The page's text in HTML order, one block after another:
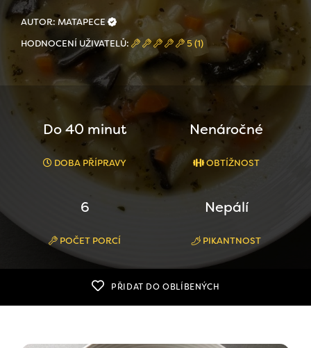
AUTOR: MATAPECE
HODNOCENÍ UŽIVATELŮ:
5 (1)
Do 40 minut
DOBA PŘÍPRAVY
Nenáročné
OBTÍŽNOST
6
POČET PORCÍ
Nepálí
PIKANTNOST
PŘIDAT DO OBLÍBENÝCH